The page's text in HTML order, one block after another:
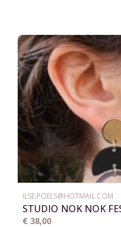
ILSE.POELS@HOTMAIL.COM
STUDIO NOK NOK
€ 38,00